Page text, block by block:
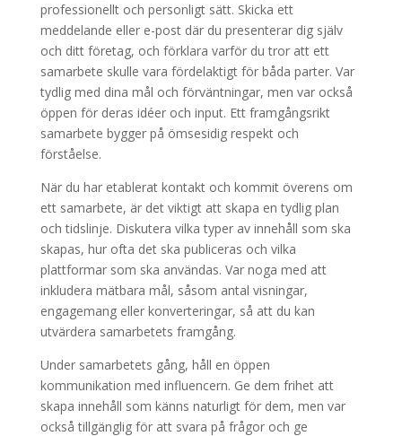
professionellt och personligt sätt. Skicka ett
meddelande eller e-post där du presenterar dig själv
och ditt företag, och förklara varför du tror att ett
samarbete skulle vara fördelaktigt för båda parter. Var
tydlig med dina mål och förväntningar, men var också
öppen för deras idéer och input. Ett framgångsrikt
samarbete bygger på ömsesidig respekt och
förståelse.
När du har etablerat kontakt och kommit överens om
ett samarbete, är det viktigt att skapa en tydlig plan
och tidslinje. Diskutera vilka typer av innehåll som ska
skapas, hur ofta det ska publiceras och vilka
plattformar som ska användas. Var noga med att
inkludera mätbara mål, såsom antal visningar,
engagemang eller konverteringar, så att du kan
utvärdera samarbetets framgång.
Under samarbetets gång, håll en öppen
kommunikation med influencern. Ge dem frihet att
skapa innehåll som känns naturligt för dem, men var
också tillgänglig för att svara på frågor och ge